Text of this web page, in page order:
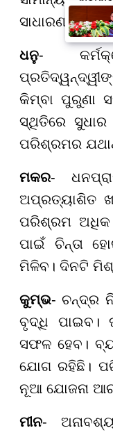
ସାଧାରଣ
ଧନୁ-
କିମ୍ବା ପୁରୁଣା
ସ୍ଥିତିରେ
ପରିଶ୍ରମର
ମକର-
ଅପ୍ରତ୍ୟାଶିତ
ପରିଶ୍ରମ ଅଧିକ
ପାଇଁ ଚିନ୍ତା
ମିଳିବ। ଦିନଟି
କୁମ୍ଭ- ଚନ୍ଦ୍ର
ବୃଦ୍ଧି ପାଇବ।
ସଫଳ ହେବ।
ଯୋଗ ରହିଛି।
ନୂଆ ଯୋଜନା
ମୀନ-